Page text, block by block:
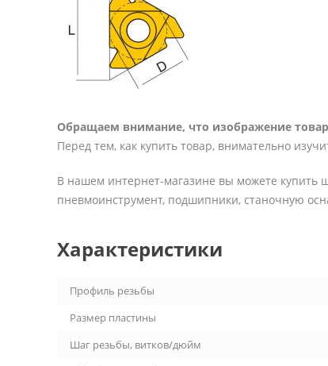
Обращаем внимание, что изображение
Перед тем, как купить товар, внимательно
В нашем интернет-магазине вы можете купить
пневмоинструмент, подшипники, станочную
Характеристики
Профиль резьбы
Размер пластины
Шаг резьбы, витков/дюйм